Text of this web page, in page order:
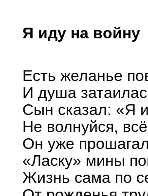
Я иду на войну
Есть желанье
И душа
Сын сказал: «Я
Не волнуйся,
Он уже
«Ласку» мины
Жизнь сама по